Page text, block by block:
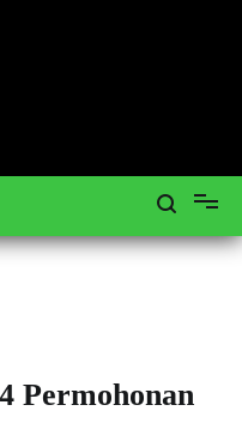
Permohonan